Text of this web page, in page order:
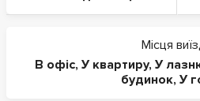
Місця
В офіс, У квартиру, У
будинок, У